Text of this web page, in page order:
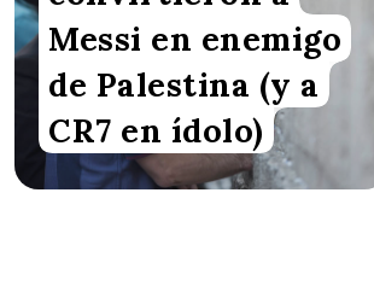
Messi en enemigo
de Palestina (y a
CR7 en ídolo)